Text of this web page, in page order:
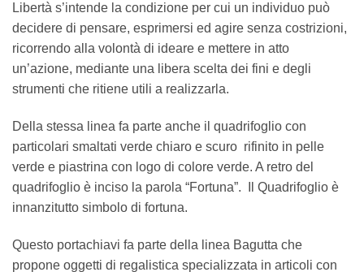
Libertà s’intende la condizione per cui un individuo può
decidere di pensare, esprimersi ed agire senza costrizioni,
ricorrendo alla volontà di ideare e mettere in atto
un’azione, mediante una libera scelta dei fini e degli
strumenti che ritiene utili a realizzarla.
Della stessa linea fa parte anche il quadrifoglio con
particolari smaltati verde chiaro e scuro rifinito in pelle
verde e piastrina con logo di colore verde. A retro del
quadrifoglio è inciso la parola “Fortuna”. Il Quadrifoglio è
innanzitutto simbolo di fortuna.
Questo portachiavi fa parte della linea Bagutta che
propone oggetti di regalistica specializzata in articoli con